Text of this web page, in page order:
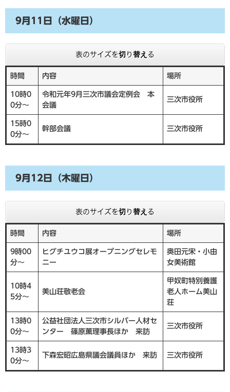
9月11日（水曜日）
表のサイズを切り替える
時間 内容 場所
10時0
0分～
令和元年9月三次市議会定例会 本
会議
三次市役所
15時0
0分～
幹部会議 三次市役所
9月12日（木曜日）
表のサイズを切り替える
時間 内容 場所
9時00
分～
ヒグチユウコ展オープニングセレモ
ニー
奥田元宋・小由
女美術館
10時4
5分～
美山荘敬老会
甲奴町特別養護
老人ホーム美山
荘
13時0
0分～
公益社団法人三次市シルバー人材セ
ンター 篠原薫理事長ほか 来訪
三次市役所
13時3
0分～
下森宏昭広島県議会議員ほか 来訪 三次市役所